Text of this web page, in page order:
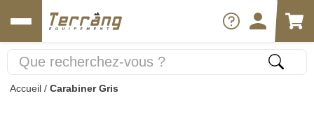
Accueil / Carabiner Gris